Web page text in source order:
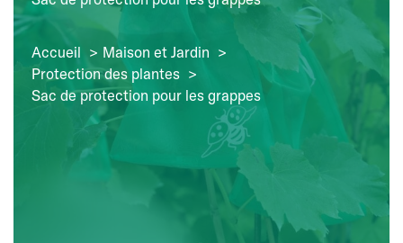
Accueil
Maison et Jardin
Protection des plantes
Sac de protection pour les grappes